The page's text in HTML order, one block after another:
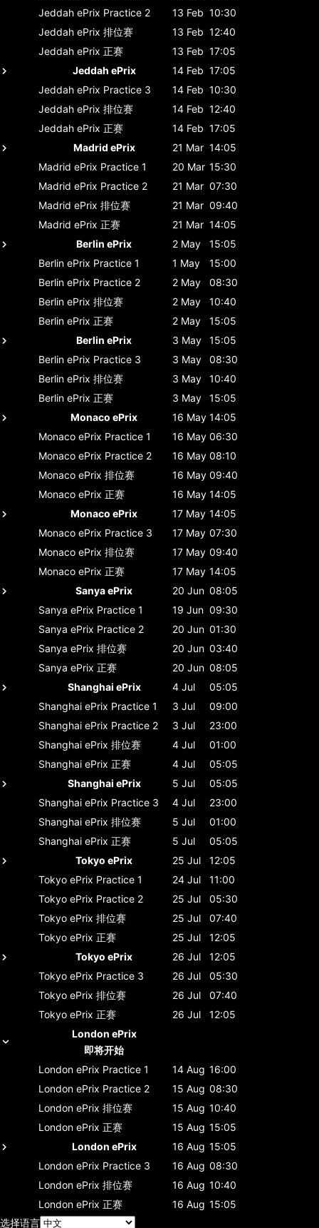
Jeddah ePrix Practice 2 13 Feb 10:30
Jeddah ePrix 排位赛 13 Feb 12:40
Jeddah ePrix 正赛 13 Feb 17:05
Jeddah ePrix
14 Feb 17:05
Jeddah ePrix Practice 3 14 Feb 10:30
Jeddah ePrix 排位赛 14 Feb 12:40
Jeddah ePrix 正赛 14 Feb 17:05
Madrid ePrix
21 Mar 14:05
Madrid ePrix Practice 1 20 Mar 15:30
Madrid ePrix Practice 2 21 Mar 07:30
Madrid ePrix 排位赛 21 Mar 09:40
Madrid ePrix 正赛 21 Mar 14:05
Berlin ePrix
2 May
15:05
Berlin ePrix Practice 1 1 May
15:00
Berlin ePrix Practice 2 2 May
08:30
Berlin ePrix 排位赛 2 May
10:40
Berlin ePrix 正赛 2 May
15:05
Berlin ePrix
3 May
15:05
Berlin ePrix Practice 3 3 May
08:30
Berlin ePrix 排位赛 3 May
10:40
Berlin ePrix 正赛 3 May
15:05
Monaco ePrix
16 May 14:05
Monaco ePrix Practice 1 16 May 06:30
Monaco ePrix Practice 2 16 May 08:10
Monaco ePrix 排位赛 16 May 09:40
Monaco ePrix 正赛 16 May 14:05
Monaco ePrix
17 May 14:05
Monaco ePrix Practice 3 17 May 07:30
Monaco ePrix 排位赛 17 May 09:40
Monaco ePrix 正赛 17 May 14:05
Sanya ePrix
20 Jun 08:05
Sanya ePrix Practice 1 19 Jun 09:30
Sanya ePrix Practice 2 20 Jun 01:30
Sanya ePrix 排位赛 20 Jun 03:40
Sanya ePrix 正赛 20 Jun 08:05
Shanghai ePrix
4 Jul
05:05
Shanghai ePrix Practice 1 3 Jul
09:00
Shanghai ePrix Practice 2 3 Jul
23:00
Shanghai ePrix 排位赛 4 Jul
01:00
Shanghai ePrix 正赛 4 Jul
05:05
Shanghai ePrix
5 Jul
05:05
Shanghai ePrix Practice 3 4 Jul
23:00
Shanghai ePrix 排位赛 5 Jul
01:00
Shanghai ePrix 正赛 5 Jul
05:05
Tokyo ePrix
25 Jul
12:05
Tokyo ePrix Practice 1 24 Jul
11:00
Tokyo ePrix Practice 2 25 Jul
05:30
Tokyo ePrix 排位赛 25 Jul
07:40
Tokyo ePrix 正赛 25 Jul
12:05
Tokyo ePrix
26 Jul
12:05
Tokyo ePrix Practice 3 26 Jul
05:30
Tokyo ePrix 排位赛 26 Jul
07:40
Tokyo ePrix 正赛 26 Jul
12:05
London ePrix
即将开始
London ePrix Practice 1 14 Aug 16:00
London ePrix Practice 2 15 Aug 08:30
London ePrix 排位赛 15 Aug 10:40
London ePrix 正赛 15 Aug 15:05
London ePrix
16 Aug 15:05
London ePrix Practice 3 16 Aug 08:30
London ePrix 排位赛 16 Aug 10:40
London ePrix 正赛 16 Aug 15:05
选择语言